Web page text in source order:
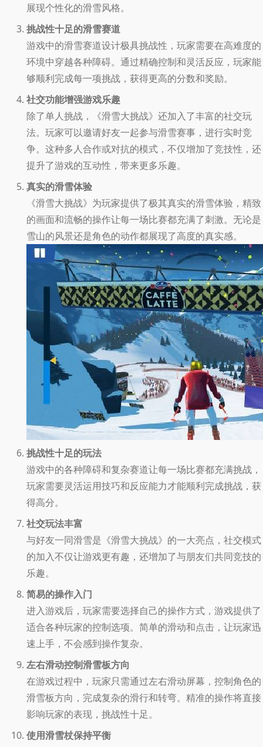
展现个性化的滑雪风格。
挑战性十足的滑雪赛道
游戏中的滑雪赛道设计极具挑战性，玩家需要在高难度的
环境中穿越各种障碍。通过精确控制和灵活反应，玩家能
够顺利完成每一项挑战，获得更高的分数和奖励。
社交功能增强游戏乐趣
除了单人挑战，《滑雪大挑战》还加入了丰富的社交玩
法。玩家可以邀请好友一起参与滑雪赛事，进行实时竞
争。这种多人合作或对抗的模式，不仅增加了竞技性，还
提升了游戏的互动性，带来更多乐趣。
真实的滑雪体验
《滑雪大挑战》为玩家提供了极其真实的滑雪体验，精致
的画面和流畅的操作让每一场比赛都充满了刺激。无论是
雪山的风景还是角色的动作都展现了高度的真实感。
挑战性十足的玩法
游戏中的各种障碍和复杂赛道让每一场比赛都充满挑战，
玩家需要灵活运用技巧和反应能力才能顺利完成挑战，获
得高分。
社交玩法丰富
与好友一同滑雪是《滑雪大挑战》的一大亮点，社交模式
的加入不仅让游戏更有趣，还增加了与朋友们共同竞技的
乐趣。
简易的操作入门
进入游戏后，玩家需要选择自己的操作方式，游戏提供了
适合各种玩家的控制选项。简单的滑动和点击，让玩家迅
速上手，不会感到操作复杂。
左右滑动控制滑雪板方向
在游戏过程中，玩家只需通过左右滑动屏幕，控制角色的
滑雪板方向，完成复杂的滑行和转弯。精准的操作将直接
影响玩家的表现，挑战性十足。
使用滑雪杖保持平衡